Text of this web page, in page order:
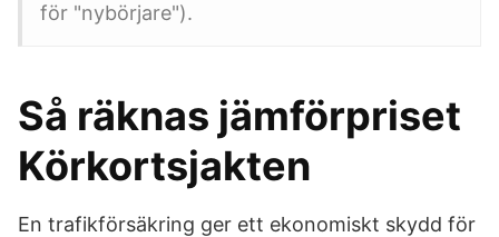
för "nybörjare").
Så räknas jämförpriset
Körkortsjakten
En trafikförsäkring ger ett ekonomiskt skydd för